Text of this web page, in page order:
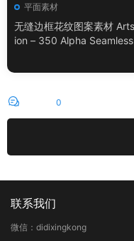
平面素材
无缝边框花纹图案素材
ion – 350 Alpha Seamless
0
联系我们
微信：didixingkong